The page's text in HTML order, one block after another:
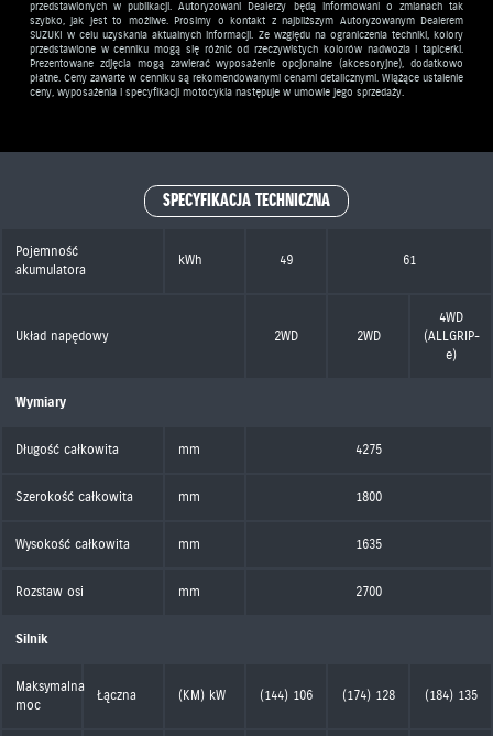
przedstawionych w publikacji. Autoryzowani Dealerzy będą informowani o zmianach tak
szybko, jak jest to możliwe. Prosimy o kontakt z najbliższym Autoryzowanym Dealerem
SUZUKI w celu uzyskania aktualnych informacji. Ze względu na ograniczenia techniki, kolory
przedstawione w cenniku mogą się różnić od rzeczywistych kolorów nadwozia i tapicerki.
Prezentowane zdjęcia mogą zawierać wyposażenie opcjonalne (akcesoryjne), dodatkowo
płatne. Ceny zawarte w cenniku są rekomendowanymi cenami detalicznymi. Wiążące ustalenie
ceny, wyposażenia i specyfikacji motocykla następuje w umowie jego sprzedaży.
SPECYFIKACJA TECHNICZNA
Pojemność
akumulatora
kWh 49 61
Układ napędowy 2WD 2WD
4WD
(ALLGRIP-
e)
Wymiary
Długość całkowita mm 4275
Szerokość całkowita mm 1800
Wysokość całkowita mm 1635
Rozstaw osi mm 2700
Silnik
Maksymalna
moc
Łączna (KM) kW (144) 106 (174) 128 (184) 135